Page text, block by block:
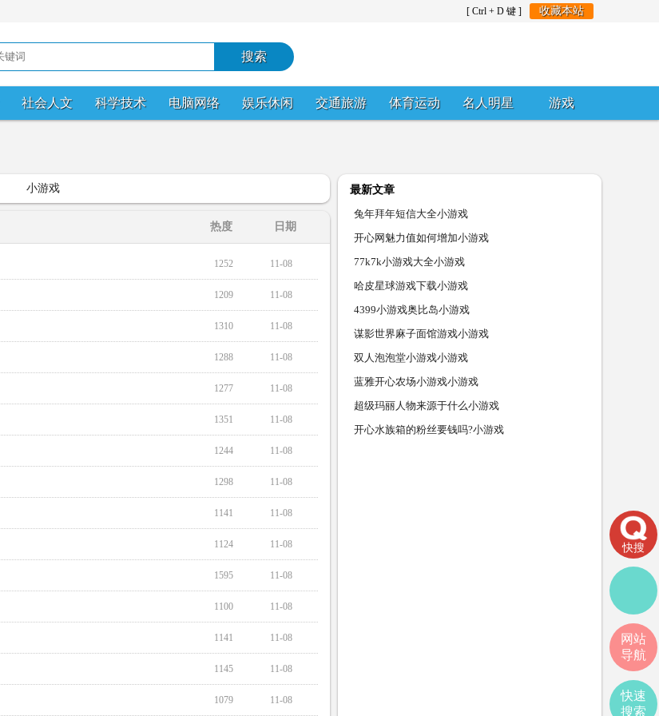
[ Ctrl + D 键 ] 收藏本站
社会人文 科学技术 电脑网络 娱乐休闲 交通旅游 体育运动 名人明星 游戏
小游戏
日期
热度
11-08
1252
11-08
1209
11-08
1310
11-08
1288
11-08
1277
11-08
1351
11-08
1244
11-08
1298
11-08
1141
11-08
1124
11-08
1595
11-08
1100
11-08
1141
11-08
1145
11-08
1079
最新文章
兔年拜年短信大全小游戏
开心网魅力值如何增加小游戏
77k7k小游戏大全小游戏
哈皮星球游戏下载小游戏
4399小游戏奥比岛小游戏
谋影世界麻子面馆游戏小游戏
双人泡泡堂小游戏小游戏
蓝雅开心农场小游戏小游戏
超级玛丽人物来源于什么小游戏
开心水族箱的粉丝要钱吗?小游戏
快搜
网站
导航
快速
搜索